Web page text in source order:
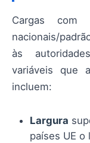
Cargas com
nacionais/
às
variáveis que
incluem:
Largura
países UE